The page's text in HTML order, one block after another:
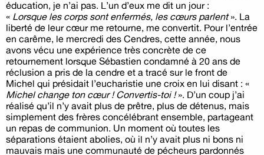
éducation, je n’ai pas. L’un d’eux me dit un jour :
« Lorsque les corps sont enfermés, les cœurs parlent». La
liberté de leur cœur me retourne, me convertit. Pour l’entrée
en carême, le mercredi des Cendres, cette année, nous
avons vécu une expérience très concrète de ce
retournement lorsque Sébastien condamné à 20 ans de
réclusion a pris de la cendre et a tracé sur le front de
Michel qui présidait l’eucharistie une croix en lui disant : «
Michel change ton cœur ! Convertis-toi !». D’un coup j’ai
réalisé qu’il n’y avait plus de prêtre, plus de détenus, mais
simplement des frères concélébrant ensemble, partageant
un repas de communion. Un moment où toutes les
séparations étaient abolies, où il n’y avait plus ni bons ni
mauvais mais une communauté de pécheurs pardonnés